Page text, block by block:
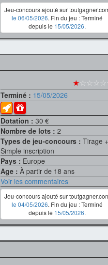
Jeu-concours ajouté sur
le 06/05/2026. Fin du jeu : Terminé
depuis le 15/05/2026.
★
Terminé : 15/05/2026
Dotation :30 €
Nombre de lots :2
Types de jeu-concours :Tirage +
Simple inscription
Pays : Europe
Age :À partir de 18 ans
Voir les commentaires
Jeu-concours ajouté sur
le 04/05/2026. Fin du jeu : Terminé
depuis le 15/05/2026.